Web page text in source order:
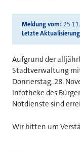
Meldung vom
Letzte Aktualisierung
Aufgrund der
Stadtverwaltung
Donnerstag, 28.
Infotheke des
Notdienste sind
Wir bitten um